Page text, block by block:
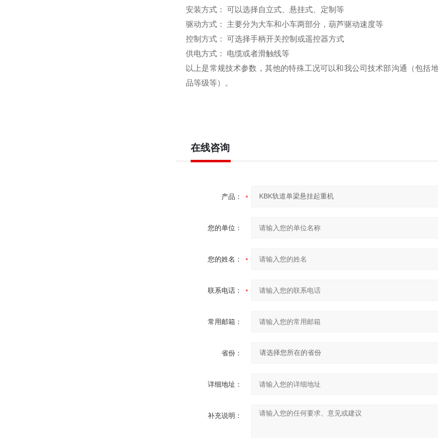
安装方式： 可以选择自立式、悬挂式、定制等
驱动方式： 主要分为大车和小车两部分，葫芦驱动速度等
控制方式： 可选择手柄开关控制或遥控器方式
供电方式： 电缆或者滑触线等
以上是常规技术参数，其他的特殊工况可以和我公司技术部沟通（包括
品等级等）。
在线咨询
产品：
您的单位：
您的姓名：
联系电话：
常用邮箱：
省份：
详细地址：
补充说明：